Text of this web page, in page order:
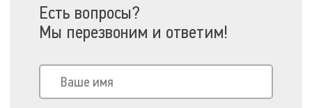
Есть вопросы?
Мы перезвоним и ответим!